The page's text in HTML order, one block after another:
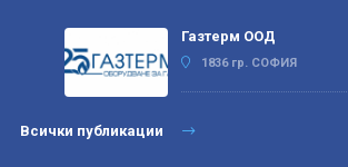
Газтерм ООД
1836 гр. СОФИЯ
Всички публикации